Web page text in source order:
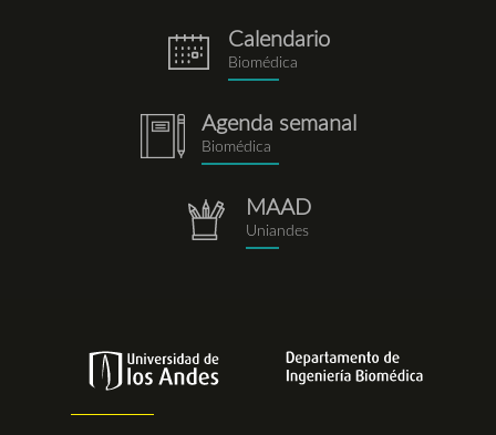
eventos.png
Calendario
Biomédica
notebook.png
Agenda semanal
Biomédica
repositorio.png
MAAD
Uniandes